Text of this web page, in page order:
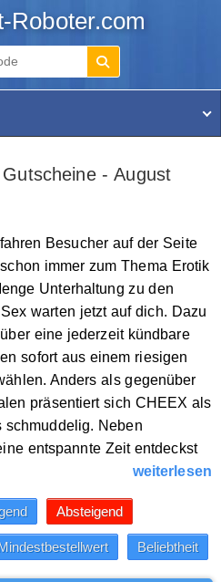
Roboter.com
- August
Besucher auf der Seite
immer zum Thema Erotik
Unterhaltung zu den
warten jetzt auf dich. Dazu
eine jederzeit kündbare
sofort aus einem riesigen
Anders als gegenüber
präsentiert sich CHEEX als
Neben
entspannte Zeit entdeckst
weiterlesen